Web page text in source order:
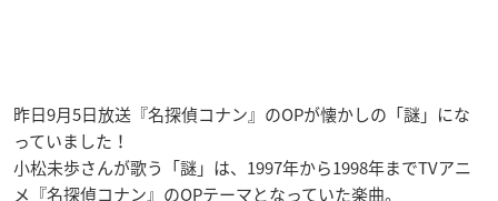
昨日9月5日放送『名探偵コナン』のOPが懐かしの「謎」にな
っていました！
小松未歩さんが歌う「謎」は、1997年から1998年までTVアニ
メ『名探偵コナン』のOPテーマとなっていた楽曲。